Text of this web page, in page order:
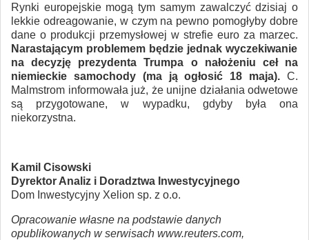
Rynki europejskie mogą tym samym zawalczyć dzisiaj o
lekkie odreagowanie, w czym na pewno pomogłyby dobre
dane o produkcji przemysłowej w strefie euro za marzec.
Narastającym problemem będzie jednak wyczekiwanie
na decyzję prezydenta Trumpa o nałożeniu ceł na
niemieckie samochody (ma ją ogłosić 18 maja). C.
Malmstrom informowała już, że unijne działania odwetowe
są przygotowane, w wypadku, gdyby była ona
niekorzystna.
Kamil Cisowski
Dyrektor Analiz i Doradztwa Inwestycyjnego
Dom Inwestycyjny Xelion sp. z o.o.
Opracowanie własne na podstawie danych
opublikowanych w serwisach www.reuters.com,